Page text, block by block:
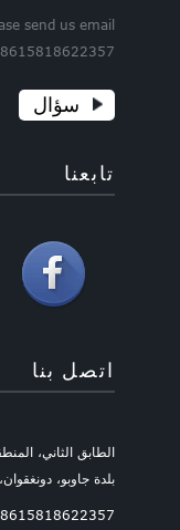
send us email
سؤال
تابعنا
اتصل بنا
الطابق الثاني،
بلدة جاوبو،